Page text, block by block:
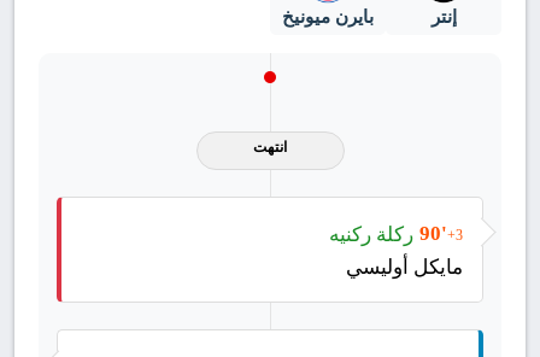
إنتر بايرن ميونيخ
انتهت
90'+3
ركلة ركنيه
مايكل أوليسي